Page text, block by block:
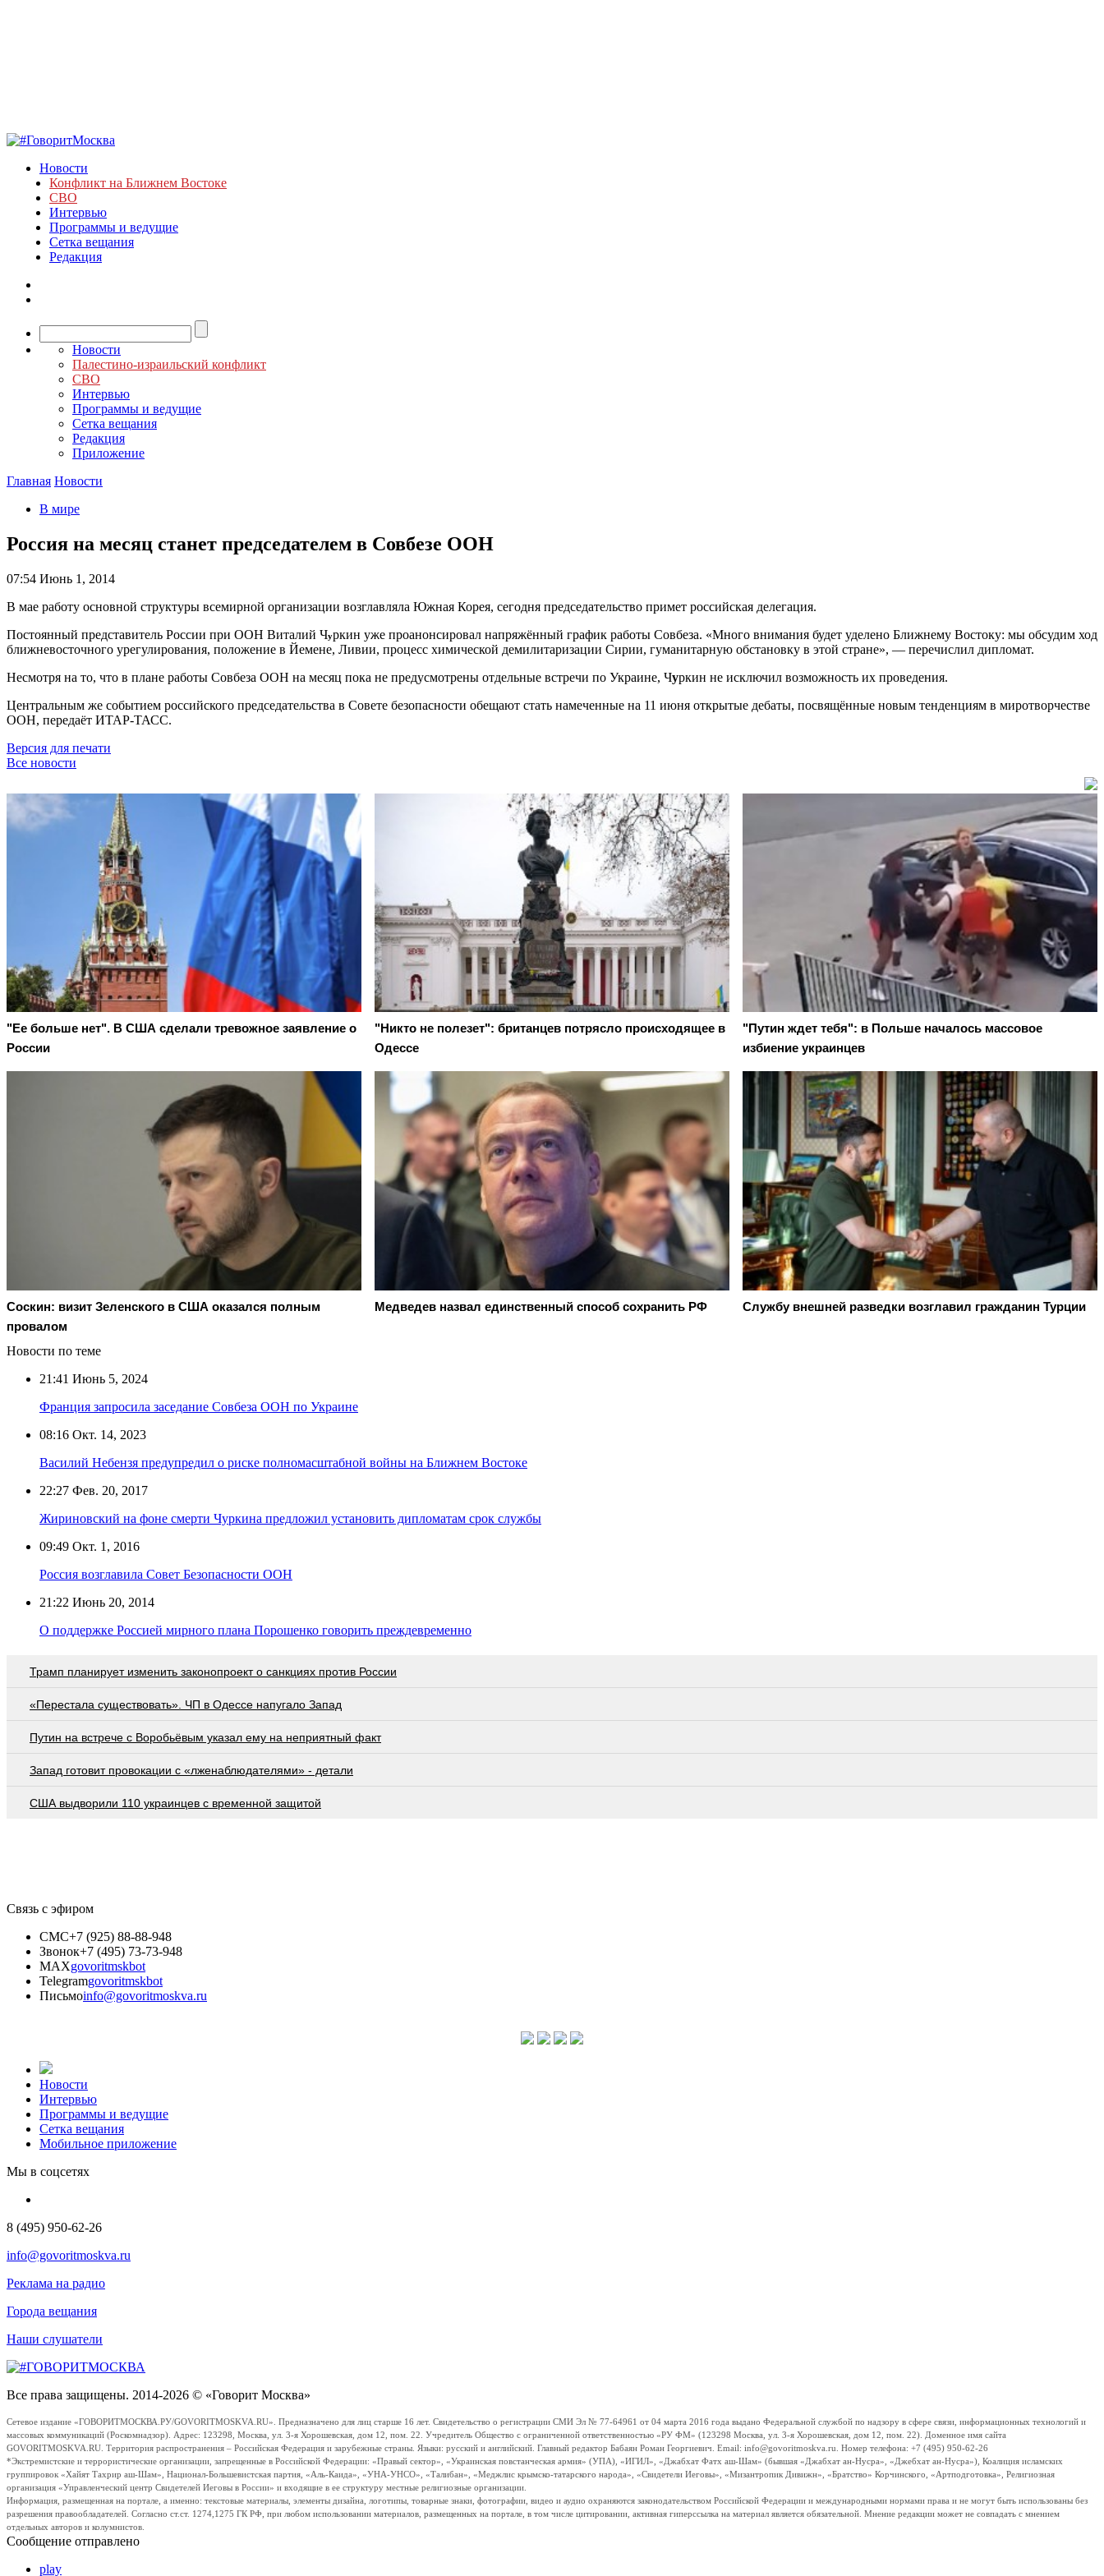
Новости
Конфликт на Ближнем Востоке
СВО
Интервью
Программы и ведущие
Сетка вещания
Редакция
Новости
Палестино-израильский конфликт
СВО
Интервью
Программы и ведущие
Сетка вещания
Редакция
Приложение
Главная Новости
В мире
Россия на месяц станет председателем в Совбезе ООН
07:54 Июнь 1, 2014
В мае работу основной структуры всемирной организации возглавляла Южная Корея, сегодня председательство примет российская делегация.
Постоянный представитель России при ООН Виталий Чуркин уже проанонсировал напряжённый график работы Совбеза. «Много внимания будет уделено Ближнему Востоку: мы обсудим ход
ближневосточного урегулирования, положение в Йемене, Ливии, процесс химической демилитаризации Сирии, гуманитарную обстановку в этой стране», — перечислил дипломат.
Несмотря на то, что в плане работы Совбеза ООН на месяц пока не предусмотрены отдельные встречи по Украине, Чуркин не исключил возможность их проведения.
Центральным же событием российского председательства в Совете безопасности обещают стать намеченные на 11 июня открытые дебаты, посвящённые новым тенденциям в миротворчестве
ООН, передаёт ИТАР-ТАСС.
Версия для печати
Все новости
"Ее больше нет". В США сделали тревожное заявление о
России
"Никто не полезет": британцев потрясло происходящее в
Одессе
"Путин ждет тебя": в Польше началось массовое
избиение украинцев
Соскин: визит Зеленского в США оказался полным
провалом
Медведев назвал единственный способ сохранить РФ Службу внешней разведки возглавил гражданин Турции
Новости по теме
21:41 Июнь 5, 2024
Франция запросила заседание Совбеза ООН по Украине
08:16 Окт. 14, 2023
Василий Небензя предупредил о риске полномасштабной войны на Ближнем Востоке
22:27 Фев. 20, 2017
Жириновский на фоне смерти Чуркина предложил установить дипломатам срок службы
09:49 Окт. 1, 2016
Россия возглавила Совет Безопасности ООН
21:22 Июнь 20, 2014
О поддержке Россией мирного плана Порошенко говорить преждевременно
Трамп планирует изменить законопроект о санкциях против России
«Перестала существовать». ЧП в Одессе напугало Запад
Путин на встрече с Воробьёвым указал ему на неприятный факт
Запад готовит провокации с «лженаблюдателями» - детали
США выдворили 110 украинцев с временной защитой
Связь с эфиром
СМС+7 (925) 88-88-948
Звонок+7 (495) 73-73-948
MAXgovoritmskbot
Telegramgovoritmskbot
Письмоinfo@govoritmoskva.ru
Новости
Интервью
Программы и ведущие
Сетка вещания
Мобильное приложение
Мы в соцсетях
8 (495) 950-62-26
info@govoritmoskva.ru
Реклама на радио
Города вещания
Наши слушатели
Все права защищены. 2014-2026 © «Говорит Москва»
Сетевое издание «ГОВОРИТМОСКВА.РУ/GOVORITMOSKVA.RU». Предназначено для лиц старше 16 лет. Свидетельство о регистрации СМИ Эл № 77-64961 от 04 марта 2016 года выдано Федеральной службой по надзору в сфере связи, информационных технологий и
массовых коммуникаций (Роскомнадзор). Адрес: 123298, Москва, ул. 3-я Хорошевская, дом 12, пом. 22. Учредитель Общество с ограниченной ответственностью «РУ ФМ» (123298 Москва, ул. 3-я Хорошевская, дом 12, пом. 22). Доменное имя сайта
GOVORITMOSKVA.RU. Территория распространения – Российская Федерация и зарубежные страны. Языки: русский и английский. Главный редактор Бабаян Роман Георгиевич. Email: info@govoritmoskva.ru. Номер телефона: +7 (495) 950-62-26
*Экстремистские и террористические организации, запрещенные в Российской Федерации: «Правый сектор», «Украинская повстанческая армия» (УПА), «ИГИЛ», «Джабхат Фатх аш-Шам» (бывшая «Джабхат ан-Нусра», «Джебхат ан-Нусра»), Коалиция исламских
группировок «Хайят Тахрир аш-Шам», Национал-Большевистская партия, «Аль-Каида», «УНА-УНСО», «Талибан», «Меджлис крымско-татарского народа», «Свидетели Иеговы», «Мизантропик Дивижн», «Братство» Корчинского, «Артподготовка», Религиозная
организация «Управленческий центр Свидетелей Иеговы в России» и входящие в ее структуру местные религиозные организации.
Информация, размещенная на портале, а именно: текстовые материалы, элементы дизайна, логотипы, товарные знаки, фотографии, видео и аудио охраняются законодательством Российской Федерации и международными нормами права и не могут быть использованы без
разрешения правообладателей. Согласно ст.ст. 1274,1275 ГК РФ, при любом использовании материалов, размещенных на портале, в том числе цитировании, активная гиперссылка на материал является обязательной. Мнение редакции может не совпадать с мнением
отдельных авторов и колумнистов.
Сообщение отправлено
play